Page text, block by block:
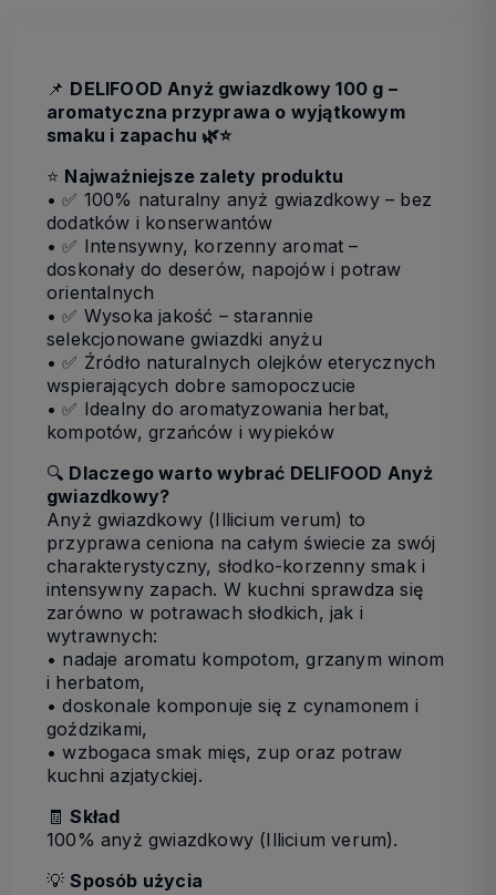
📌 DELIFOOD Anyż gwiazdkowy 100 g –
aromatyczna przyprawa o wyjątkowym
smaku i zapachu 🌿⭐
⭐ Najważniejsze zalety produktu
• ✅ 100% naturalny anyż gwiazdkowy – bez
dodatków i konserwantów
• ✅ Intensywny, korzenny aromat –
doskonały do deserów, napojów i potraw
orientalnych
• ✅ Wysoka jakość – starannie
selekcjonowane gwiazdki anyżu
• ✅ Źródło naturalnych olejków eterycznych
wspierających dobre samopoczucie
• ✅ Idealny do aromatyzowania herbat,
kompotów, grzańców i wypieków
🔍 Dlaczego warto wybrać DELIFOOD Anyż
gwiazdkowy?
Anyż gwiazdkowy (Illicium verum) to
przyprawa ceniona na całym świecie za swój
charakterystyczny, słodko-korzenny smak i
intensywny zapach. W kuchni sprawdza się
zarówno w potrawach słodkich, jak i
wytrawnych:
• nadaje aromatu kompotom, grzanym winom
i herbatom,
• doskonale komponuje się z cynamonem i
goździkami,
• wzbogaca smak mięs, zup oraz potraw
kuchni azjatyckiej.
🧾Skład
100% anyż gwiazdkowy (Illicium verum).
💡Sposób użycia